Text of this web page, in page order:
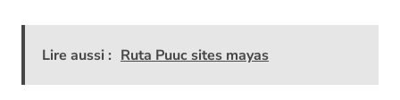
Lire aussi : Ruta Puuc sites mayas